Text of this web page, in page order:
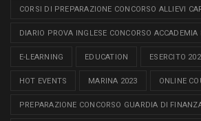
CORSI DI PREPARAZIONE CONCORSO ALLIEVI
DIARIO PROVA INGLESE CONCORSO ACCADEMIA
E-LEARNING EDUCATION ESERCITO
HOT EVENTS MARINA 2023 ONLINE
PREPARAZIONE CONCORSO GUARDIA DI